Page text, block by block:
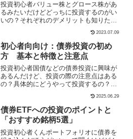
投資初心者バリュー株とグロース株があ
るみたいだけどどっちに投資するのがい
いの？それぞれのデメリットも知りたい
なこんな疑問にお答えします。私は現在
シンガポールに住みながら投資をする投
資歴５年の兼業投資家です。現在3500万
円ほどを株やリートで...
2023.07.09
初心者向向け：債券投資の初め
方 基本と特徴と注意点
投資初心者国債などの債券投資に興味が
あるんだけど、投資の際の注意点はある
の？具体的にどうやって投資するの？ぽ
ちゃ債券は安全性の高い投資商品です。
投資に際しての注意点や考え方を解説し
ますね。ここでは投資初心者向けに債券
投資について解説します。...
2025.06.29
債券ETFへの投資のポイントと
「おすすめ銘柄5選」
投資初心者くんポートフォリオに債券を